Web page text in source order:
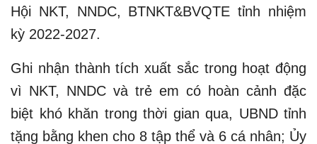
Hội NKT, NNDC, BTNKT&BVQTE tỉnh nhiệm
kỳ 2022-2027.
Ghi nhận thành tích xuất sắc trong hoạt động
vì NKT, NNDC và trẻ em có hoàn cảnh đặc
biệt khó khăn trong thời gian qua, UBND tỉnh
tặng bằng khen cho 8 tập thể và 6 cá nhân; Ủy